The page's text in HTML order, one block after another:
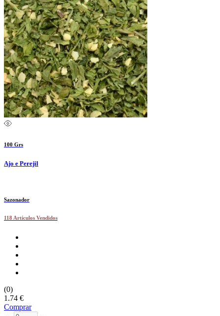
100 Grs
Ajo e Perejil
Sazonador
118 Artículos Vendidos
(0)
1.74 €
Comprar